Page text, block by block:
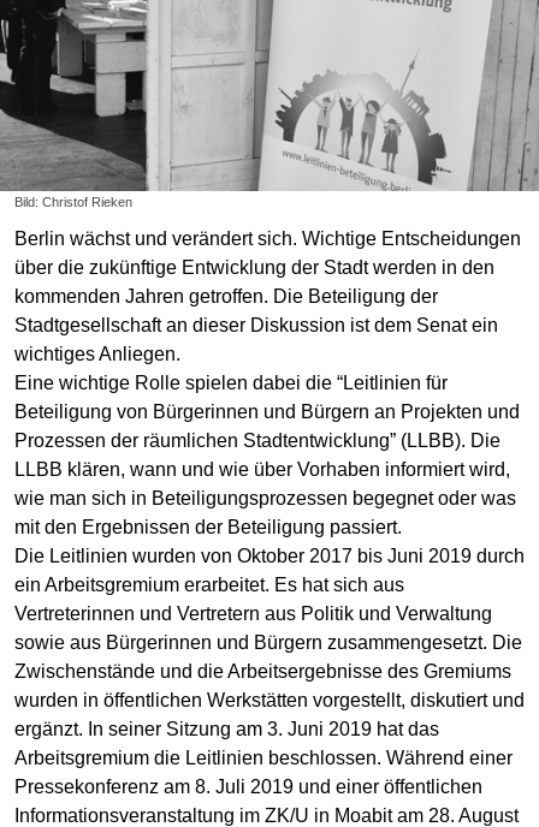
Bild: Christof Rieken
Berlin wächst und verändert sich. Wichtige Entscheidungen
über die zukünftige Entwicklung der Stadt werden in den
kommenden Jahren getroffen. Die Beteiligung der
Stadtgesellschaft an dieser Diskussion ist dem Senat ein
wichtiges Anliegen.
Eine wichtige Rolle spielen dabei die “Leitlinien für
Beteiligung von Bürgerinnen und Bürgern an Projekten und
Prozessen der räumlichen Stadtentwicklung” (LLBB). Die
LLBB klären, wann und wie über Vorhaben informiert wird,
wie man sich in Beteiligungsprozessen begegnet oder was
mit den Ergebnissen der Beteiligung passiert.
Die Leitlinien wurden von Oktober 2017 bis Juni 2019 durch
ein Arbeitsgremium erarbeitet. Es hat sich aus
Vertreterinnen und Vertretern aus Politik und Verwaltung
sowie aus Bürgerinnen und Bürgern zusammengesetzt. Die
Zwischenstände und die Arbeitsergebnisse des Gremiums
wurden in öffentlichen Werkstätten vorgestellt, diskutiert und
ergänzt. In seiner Sitzung am 3. Juni 2019 hat das
Arbeitsgremium die Leitlinien beschlossen. Während einer
Pressekonferenz am 8. Juli 2019 und einer öffentlichen
Informationsveranstaltung im ZK/U in Moabit am 28. August